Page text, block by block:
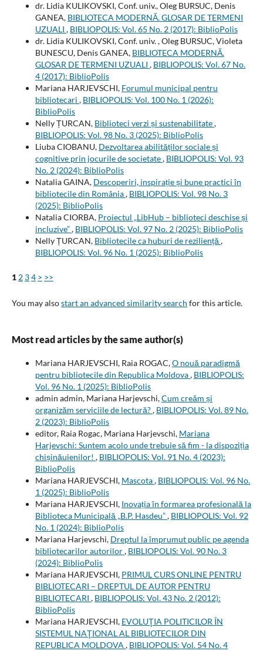
dr. Lidia KULIKOVSKI, Conf. univ., Oleg BURSUC, Denis
GANEA, BIBLIOTECA MODERNĂ. GLOSAR DE TERMENI
UZUALI , BIBLIOPOLIS: Vol. 65 No. 2 (2017): BiblioPolis
dr. Lidia KULIKOVSKI, Conf. univ. , Oleg BURSUC, Violeta
BUNESCU, Denis GANEA, BIBLIOTECA MODERNĂ.
GLOSAR DE TERMENI UZUALI , BIBLIOPOLIS: Vol. 67 No.
4 (2017): BiblioPolis
Mariana HARJEVSCHI, Forumul municipal pentru
bibliotecari , BIBLIOPOLIS: Vol. 100 No. 1 (2026):
BiblioPolis
Nelly ȚURCAN, Biblioteci verzi și sustenabilitate,
BIBLIOPOLIS: Vol. 98 No. 3 (2025): BiblioPolis
Liuba CIOBANU, Dezvoltarea abilităților sociale și
cognitive prin jocurile de societate, BIBLIOPOLIS: Vol. 93
No. 2 (2024): BiblioPolis
Natalia GAINA, Descoperiri, inspirație și bune practici în
bibliotecile din România, BIBLIOPOLIS: Vol. 98 No. 3
(2025): BiblioPolis
Natalia CIORBA, Proiectul „LibHub – biblioteci deschise și
incluzive”, BIBLIOPOLIS: Vol. 97 No. 2 (2025): BiblioPolis
Nelly ȚURCAN, Bibliotecile ca huburi de reziliență ,
BIBLIOPOLIS: Vol. 96 No. 1 (2025): BiblioPolis
1 2 34 > >>
You may alsostart an advanced similarity search for this article.
Most read articles by the same author(s)
Mariana HARJEVSCHI, Raia ROGAC,O nouă paradigmă
pentru bibliotecile din Republica Moldova, BIBLIOPOLIS:
Vol. 96 No. 1 (2025): BiblioPolis
admin admin, Mariana Harjevschi,Cum creăm și
organizăm serviciile de lectură?, BIBLIOPOLIS: Vol. 89 No.
2 (2023): BiblioPolis
editor, Raia Rogac, Mariana Harjevschi, Mariana
Harjevschi: Suntem acolo unde trebuie să fim - la dispoziția
chișinăuienilor! , BIBLIOPOLIS: Vol. 91 No. 4 (2023):
BiblioPolis
Mariana HARJEVSCHI, Mascota, BIBLIOPOLIS: Vol. 96 No.
1 (2025): BiblioPolis
Mariana HARJEVSCHI, Inovația în formarea profesională la
Biblioteca Municipală „B.P. Hasdeu”, BIBLIOPOLIS: Vol. 92
No. 1 (2024): BiblioPolis
Mariana Harjevschi, Dreptul la împrumut public pe agenda
bibliotecarilor autorilor, BIBLIOPOLIS: Vol. 90 No. 3
(2024): BiblioPolis
Mariana HARJEVSCHI, PRIMUL CURS ONLINE PENTRU
BIBLIOTECARI – DREPTUL DE AUTOR PENTRU
BIBLIOTECARI , BIBLIOPOLIS: Vol. 43 No. 2 (2012):
BiblioPolis
Mariana HARJEVSCHI, EVOLUŢIA POLITICILOR ÎN
SISTEMUL NAŢIONAL AL BIBLIOTECILOR DIN
REPUBLICA MOLDOVA , BIBLIOPOLIS: Vol. 54 No. 4